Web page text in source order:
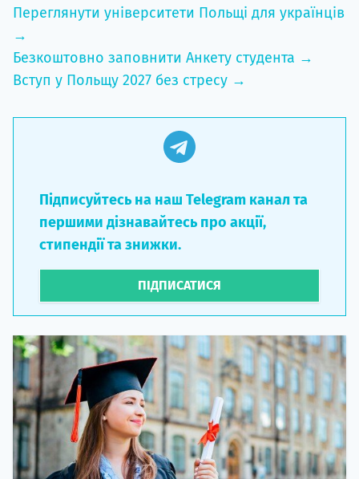
Переглянути університети Польщі для українців
→
Безкоштовно заповнити Анкету студента →
Вступ у Польщу 2027 без стресу →
Підписуйтесь на наш Telegram канал та
першими дізнавайтесь про акції,
стипендії та знижки.
ПІДПИСАТИСЯ